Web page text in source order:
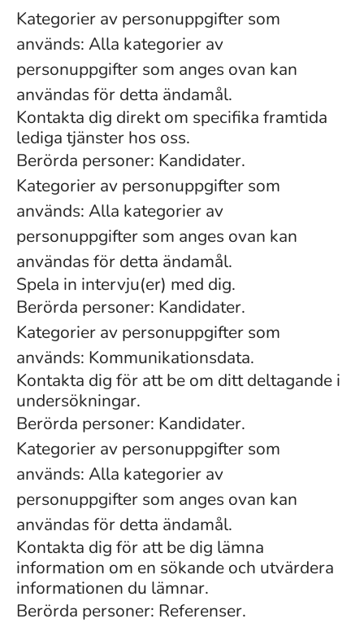
Kategorier av personuppgifter som
används: Alla kategorier av
personuppgifter som anges ovan kan
användas för detta ändamål.
Kontakta dig direkt om specifika framtida
lediga tjänster hos oss.
Berörda personer: Kandidater.
Kategorier av personuppgifter som
används: Alla kategorier av
personuppgifter som anges ovan kan
användas för detta ändamål.
Spela in intervju(er) med dig.
Berörda personer: Kandidater.
Kategorier av personuppgifter som
används: Kommunikationsdata.
Kontakta dig för att be om ditt deltagande i
undersökningar.
Berörda personer: Kandidater.
Kategorier av personuppgifter som
används: Alla kategorier av
personuppgifter som anges ovan kan
användas för detta ändamål.
Kontakta dig för att be dig lämna
information om en sökande och utvärdera
informationen du lämnar.
Berörda personer: Referenser.